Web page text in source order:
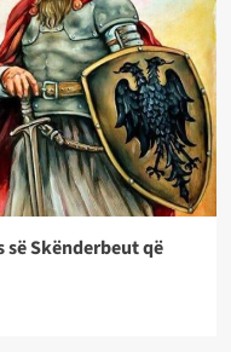
së Skënderbeut që